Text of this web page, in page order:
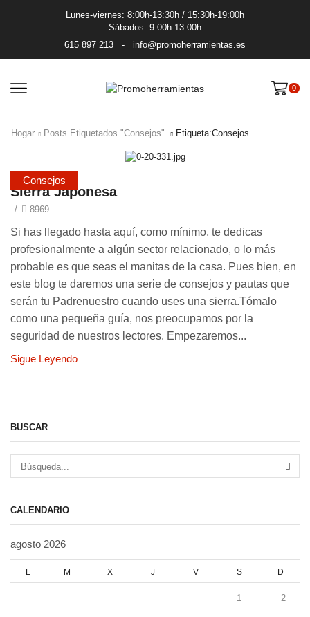
Lunes-viernes: 8:00h-13:30h / 15:30h-19:00h
Sábados: 9:00h-13:00h
615 897 213 - info@promoherramientas.es
0
Hogar Posts Etiquetados "Consejos" Etiqueta:Consejos
Consejos
Sierra Japonesa
/ 8969
Si has llegado hasta aquí, como mínimo, te dedicas
profesionalmente a algún sector relacionado, o lo más
probable es que seas el manitas de la casa. Pues bien, en
este blog te daremos una serie de consejos y pautas que
serán tu Padrenuestro cuando uses una sierra.Tómalo
como una pequeña guía, nos preocupamos por la
seguridad de nuestros lectores. Empezaremos...
Sigue Leyendo
BUSCAR
CALENDARIO
agosto 2026
L M X J V S D
1 2